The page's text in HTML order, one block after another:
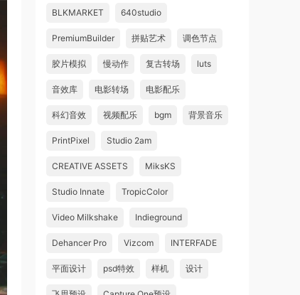
BLKMARKET 640studio
PremiumBuilder 拼贴艺术 调色节点
胶片模拟 慢动作 复古转场 luts
音效库 电影转场 电影配乐
科幻音效 视频配乐 bgm 背景音乐
PrintPixel Studio 2am
CREATIVE ASSETS MiksKS
Studio Innate TropicColor
Video Milkshake Indieground
Dehancer Pro Vizcom INTERFADE
平面设计 psd特效 样机 设计